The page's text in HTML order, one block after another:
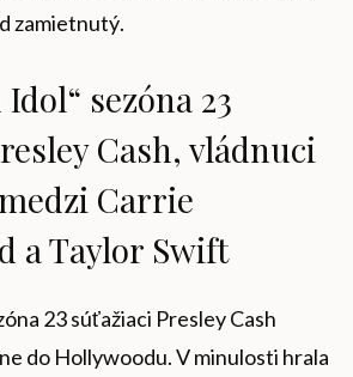
zamietnutý.
sezóna 23
Cash, vládnuci
Carrie
a Taylor Swift
23 súťažiaci Presley Cash
do Hollywoodu. V minulosti hrala